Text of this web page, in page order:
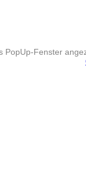
PopUp-Fenster